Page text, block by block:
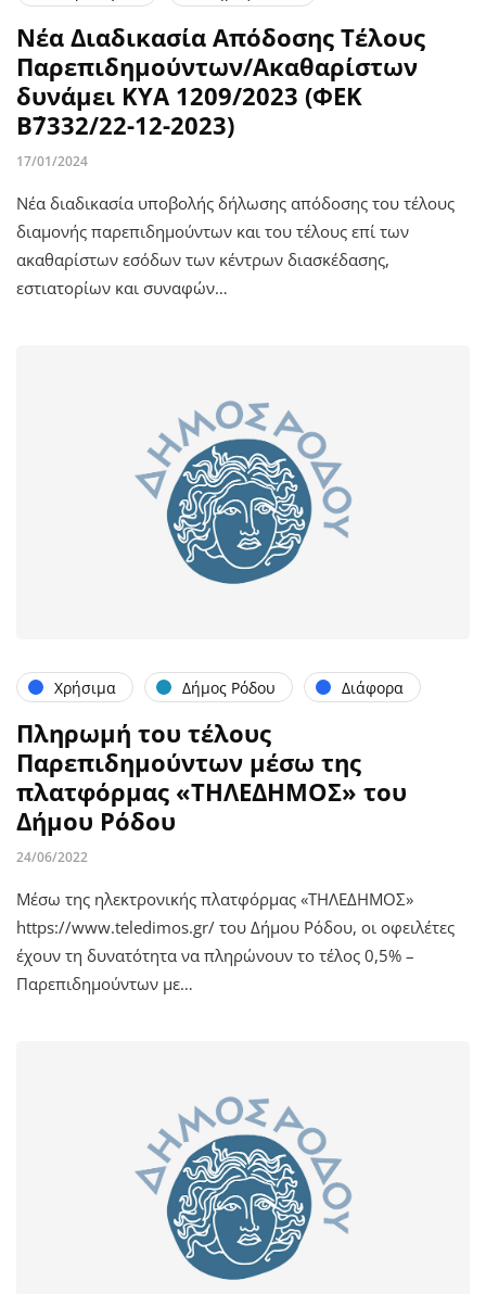
Νέα Διαδικασία Απόδοσης Τέλους
Παρεπιδημούντων/Ακαθαρίστων
δυνάμει ΚΥΑ 1209/2023 (ΦΕΚ
Β΄7332/22-12-2023)
17/01/2024
Νέα διαδικασία υποβολής δήλωσης απόδοσης του τέλους
διαμονής παρεπιδημούντων και του τέλους επί των
ακαθαρίστων εσόδων των κέντρων διασκέδασης,
εστιατορίων και συναφών…
Χρήσιμα Δήμος Ρόδου Διάφορα
Πληρωμή του τέλους
Παρεπιδημούντων μέσω της
πλατφόρμας «ΤΗΛΕΔΗΜΟΣ» του
Δήμου Ρόδου
24/06/2022
Μέσω της ηλεκτρονικής πλατφόρμας «ΤΗΛΕΔΗΜΟΣ»
https://www.teledimos.gr/ του Δήμου Ρόδου, οι οφειλέτες
έχουν τη δυνατότητα να πληρώνουν το τέλος 0,5% –
Παρεπιδημούντων με…